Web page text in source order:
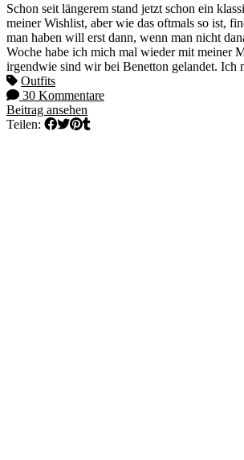
Schon seit längerem stand jetzt schon ein
meiner Wishlist, aber wie das oftmals so ist,
man haben will erst dann, wenn man nicht
Woche habe ich mich mal wieder mit meiner
irgendwie sind wir bei Benetton gelandet. Ich
Outfits
30 Kommentare
Beitrag ansehen
Teilen: